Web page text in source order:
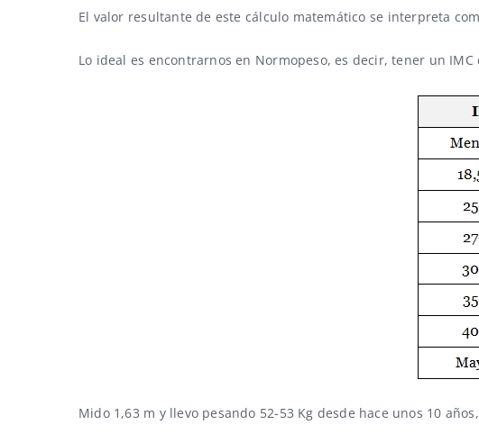
El valor resultante de este cálculo matemático se interpreta
Lo ideal es encontrarnos en Normopeso, es decir, tener un IMC
Mido 1,63 m y llevo pesando 52-53 Kg desde hace unos 10